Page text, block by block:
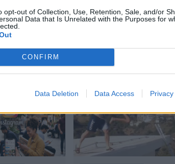
opt-out of Collection, Use, Retention, Sale, and/or
Data that Is Unrelated with the Purposes for
CONFIRM
Data Deletion Data Access
Poliisi pidätti